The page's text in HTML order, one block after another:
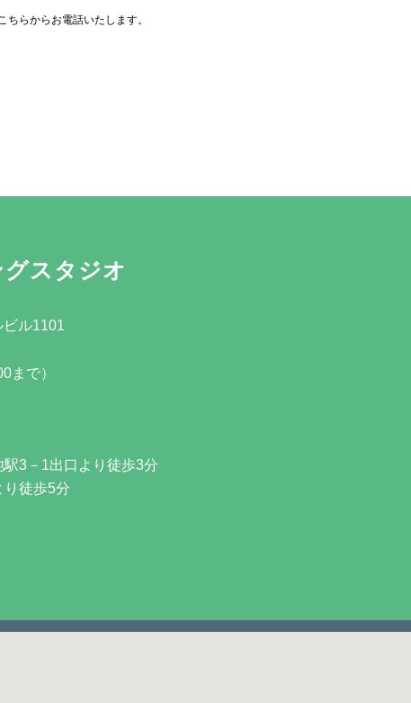
ちらからお電話いたします。
スタジオ
ル1101
まで）
3－1出口より徒歩3分
徒歩5分